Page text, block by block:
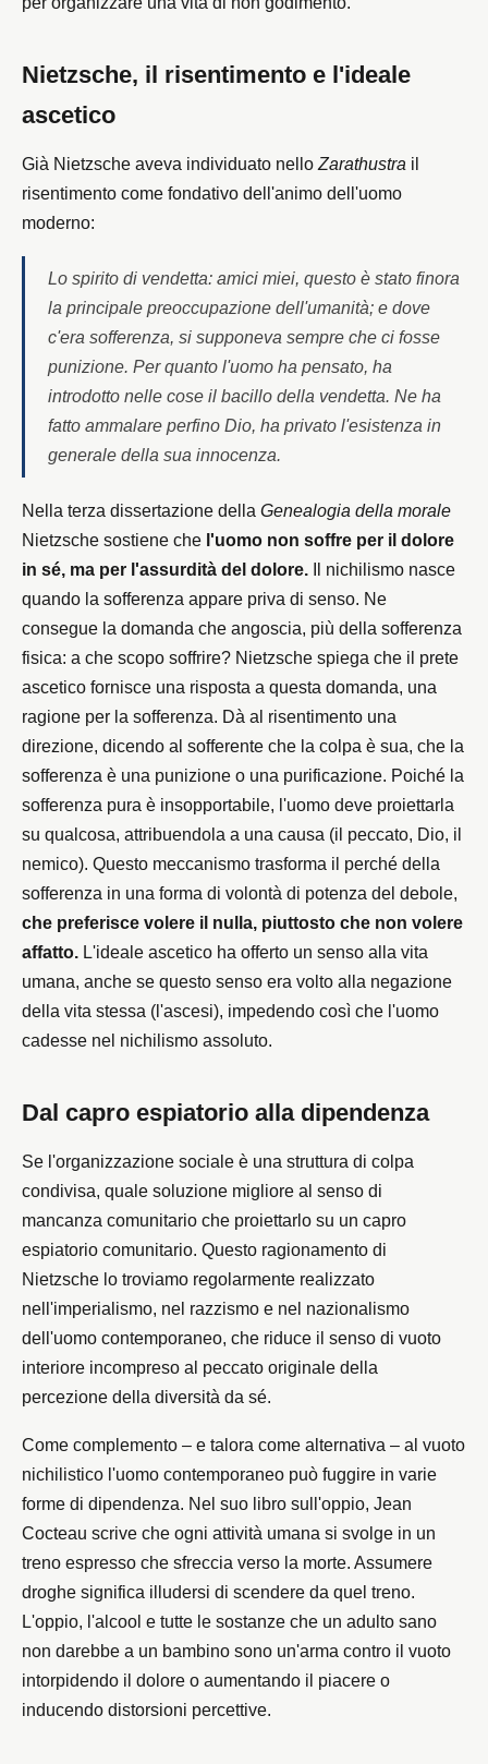
Nietzsche, il risentimento e l'ideale
ascetico
Già Nietzsche aveva individuato nelloZarathustra il
risentimento come fondativo dell'animo dell'uomo
moderno:
Lo spirito di vendetta: amici miei, questo è stato finora
la principale preoccupazione dell'umanità; e dove
c'era sofferenza, si supponeva sempre che ci fosse
punizione. Per quanto l'uomo ha pensato, ha
introdotto nelle cose il bacillo della vendetta. Ne ha
fatto ammalare perfino Dio, ha privato l'esistenza in
generale della sua innocenza.
Nella terza dissertazione dellaGenealogia della morale
Nietzsche sostiene che l'uomo non soffre per il dolore
in sé, ma per l'assurdità del dolore. Il nichilismo nasce
quando la sofferenza appare priva di senso. Ne
consegue la domanda che angoscia, più della sofferenza
fisica: a che scopo soffrire? Nietzsche spiega che il prete
ascetico fornisce una risposta a questa domanda, una
ragione per la sofferenza. Dà al risentimento una
direzione, dicendo al sofferente che la colpa è sua, che la
sofferenza è una punizione o una purificazione. Poiché la
sofferenza pura è insopportabile, l'uomo deve proiettarla
su qualcosa, attribuendola a una causa (il peccato, Dio, il
nemico). Questo meccanismo trasforma il perché della
sofferenza in una forma di volontà di potenza del debole,
che preferisce volere il nulla, piuttosto che non volere
affatto. L'ideale ascetico ha offerto un senso alla vita
umana, anche se questo senso era volto alla negazione
della vita stessa (l'ascesi), impedendo così che l'uomo
cadesse nel nichilismo assoluto.
Dal capro espiatorio alla dipendenza
Se l'organizzazione sociale è una struttura di colpa
condivisa, quale soluzione migliore al senso di
mancanza comunitario che proiettarlo su un capro
espiatorio comunitario. Questo ragionamento di
Nietzsche lo troviamo regolarmente realizzato
nell'imperialismo, nel razzismo e nel nazionalismo
dell'uomo contemporaneo, che riduce il senso di vuoto
interiore incompreso al peccato originale della
percezione della diversità da sé.
Come complemento – e talora come alternativa – al vuoto
nichilistico l'uomo contemporaneo può fuggire in varie
forme di dipendenza. Nel suo libro sull'oppio, Jean
Cocteau scrive che ogni attività umana si svolge in un
treno espresso che sfreccia verso la morte. Assumere
droghe significa illudersi di scendere da quel treno.
L'oppio, l'alcool e tutte le sostanze che un adulto sano
non darebbe a un bambino sono un'arma contro il vuoto
intorpidendo il dolore o aumentando il piacere o
inducendo distorsioni percettive.